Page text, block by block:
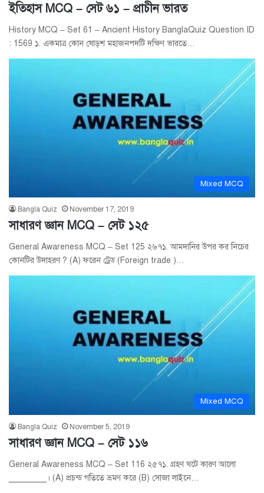
ইতিহাস MCQ – সেট ৬১ – প্রাচীন ভারত
History MCQ – Set 61 – Ancient History BanglaQuiz Question ID
: 1569 ১. একমাত্র কোন ষোড়শ মহাজনপদটি দক্ষিণ ভারতে…
Mixed MCQ
Bangla Quiz November 17, 2019
সাধারণ জ্ঞান MCQ – সেট ১২৫
General Awareness MCQ – Set 125 ২৬৭১. আমদানির উপর কর নিচের
কোনটির উদাহরণ ? (A) ফরেন ট্রেড (Foreign trade )…
Mixed MCQ
Bangla Quiz November 5, 2019
সাধারণ জ্ঞান MCQ – সেট ১১৬
General Awareness MCQ – Set 116 ২৫৭১. গ্রহণ ঘটে কারণ আলো
________। (A) প্রচন্ড গতিতে ভ্রমণ করে (B) সোজা লাইনে…